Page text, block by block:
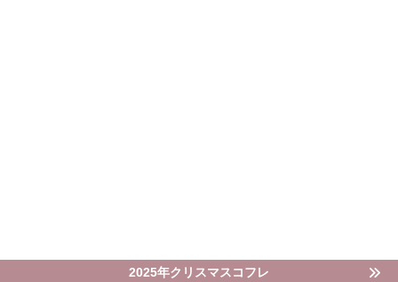
2025年クリスマスコフレ